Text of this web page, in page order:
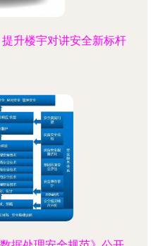
升楼宇对讲安全新标杆